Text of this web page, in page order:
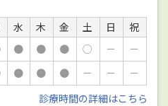
水 木 金 土 日
祝
● ● ● ○ －
－
● ● ● － －
－
診療時間の詳細はこちら